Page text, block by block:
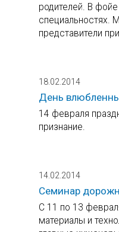
родителей. В
специальностях.
представители
18.02.2014
День
14 февраля
признание.
14.02.2014
Семинар
С 11 по 13
материалы и